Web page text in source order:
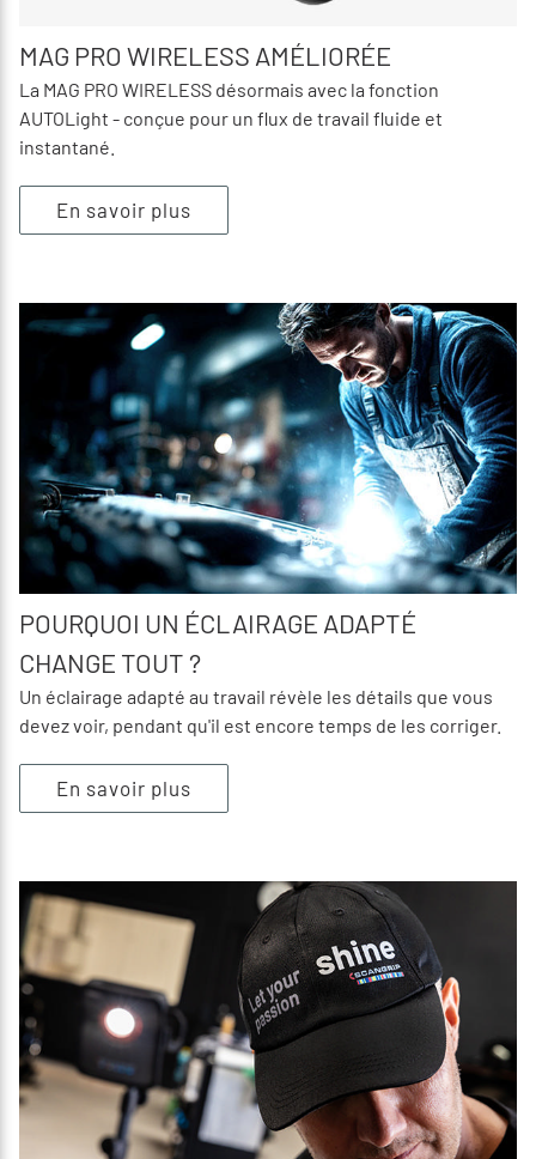
MAG PRO WIRELESS AMÉLIORÉE
La MAG PRO WIRELESS désormais avec la fonction
AUTOLight - conçue pour un flux de travail fluide et
instantané.
En savoir plus
POURQUOI UN ÉCLAIRAGE ADAPTÉ
CHANGE TOUT ?
Un éclairage adapté au travail révèle les détails que vous
devez voir, pendant qu'il est encore temps de les corriger.
En savoir plus